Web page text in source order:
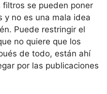
filtros se pueden poner
y no es una mala idea
Puede restringir el
no quiere que los
de todo, están ahí
por las publicaciones